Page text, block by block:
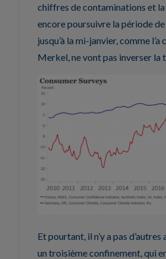
chiffres de contaminations et
encore poursuivre la période
jusqu’à la mi-janvier, comme
Merkel, ne vont pas inverser la
Et pourtant, il n’y a pas
un troisième confinement, qui